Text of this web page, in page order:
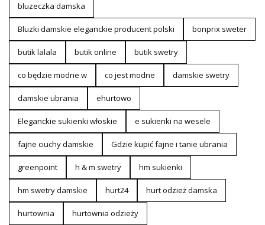
bluzeczka damska
Bluzki damskie eleganckie producent polski bonprix sweter
butik lalala butik online butik swetry
co będzie modne w co jest modne damskie swetry
damskie ubrania ehurtowo
Eleganckie sukienki włoskie e sukienki na wesele
fajne ciuchy damskie Gdzie kupić fajne i tanie ubrania
greenpoint h & m swetry hm sukienki
hm swetry damskie hurt24 hurt odzież damska
hurtownia hurtownia odzieży